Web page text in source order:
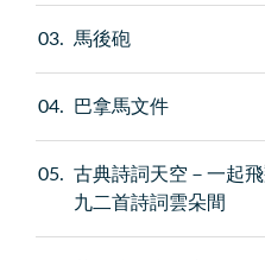
03 馬後砲
04 巴拿馬文件
05
古典詩詞天空－一起
九二首詩詞雲朵間